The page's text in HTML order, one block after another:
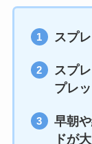
スプ
スプ
プレ
早朝
ドが